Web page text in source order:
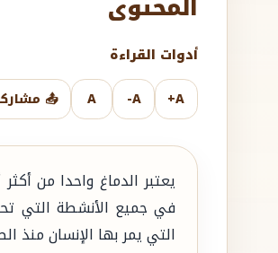
أدوات القراءة
A+
A-
A
📤
يعتبر الدماغ واحدا من
في جميع الأنشطة التي
التي يمر بها الإنسان منذ